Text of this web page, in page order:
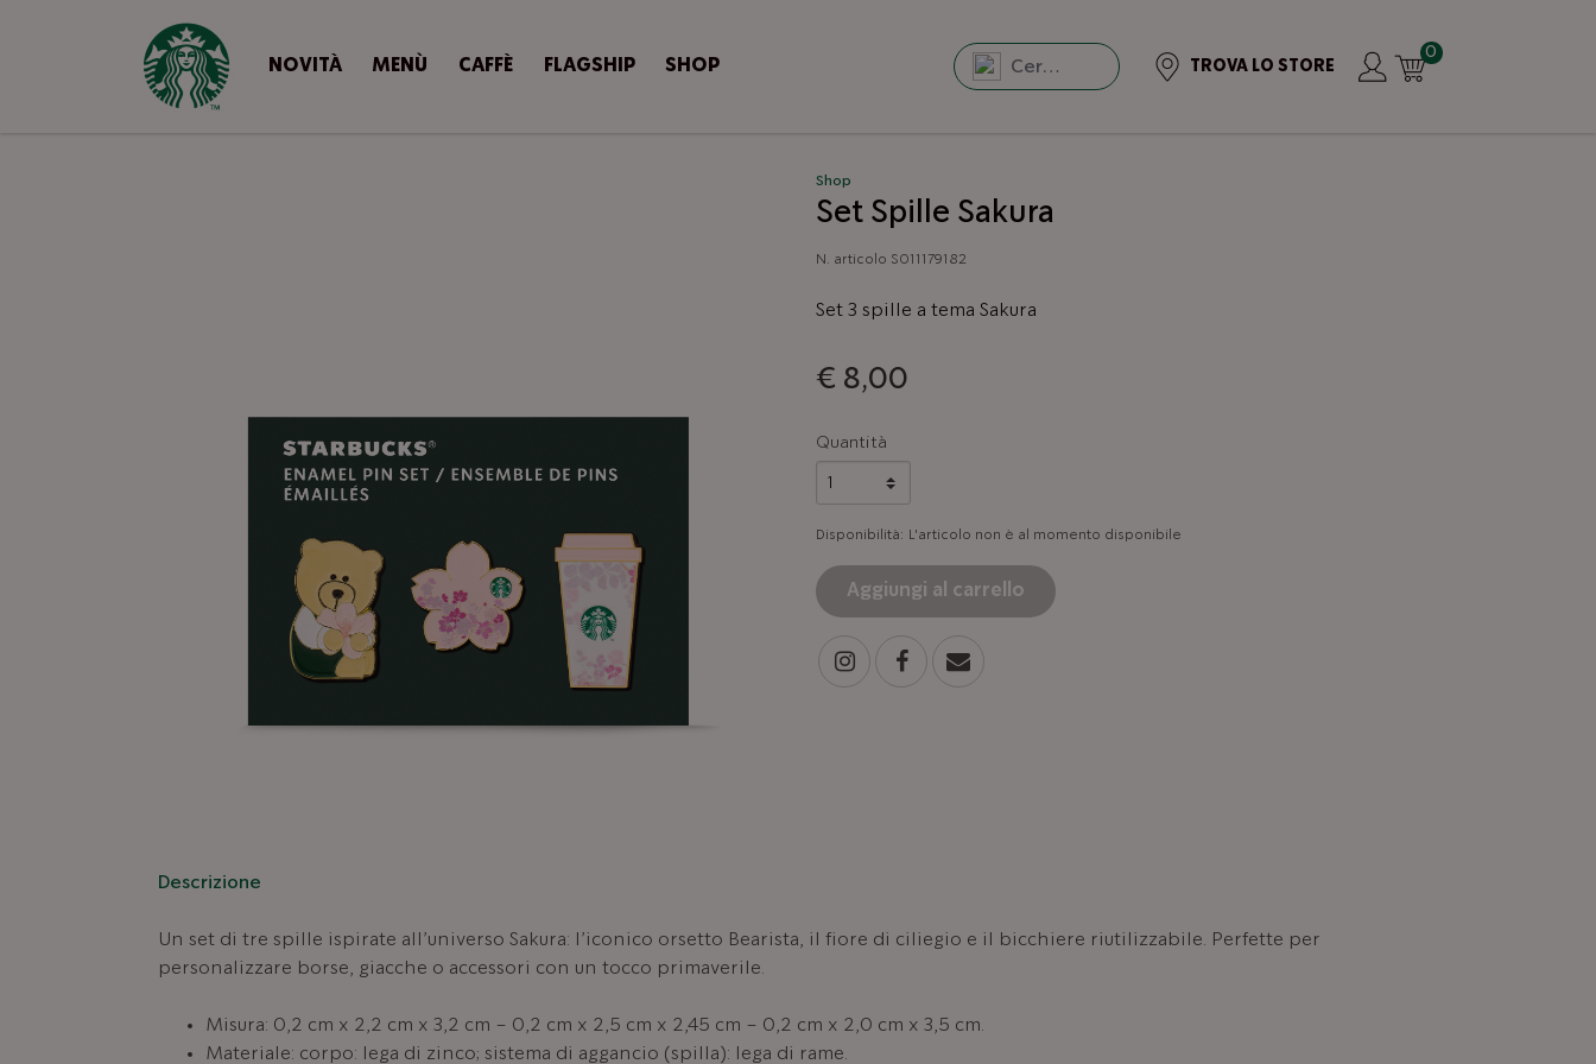
NOVITÀ MENÙ CAFFÈ FLAGSHIP SHOP TROVA LO STORE
0
Shop
Set Spille Sakura
N. articolo S011179182
Set 3 spille a tema Sakura
€ 8,00
Quantità
Disponibilità: L'articolo non è al momento disponibile
Aggiungi al carrello
Descrizione
Un set di tre spille ispirate all’universo Sakura: l’iconico orsetto Bearista, il fiore di ciliegio e il bicchiere riutilizzabile. Perfette per
personalizzare borse, giacche o accessori con un tocco primaverile.
Misura: 0,2 cm x 2,2 cm x 3,2 cm – 0,2 cm x 2,5 cm x 2,45 cm – 0,2 cm x 2,0 cm x 3,5 cm.
Materiale: corpo: lega di zinco; sistema di aggancio (spilla): lega di rame.